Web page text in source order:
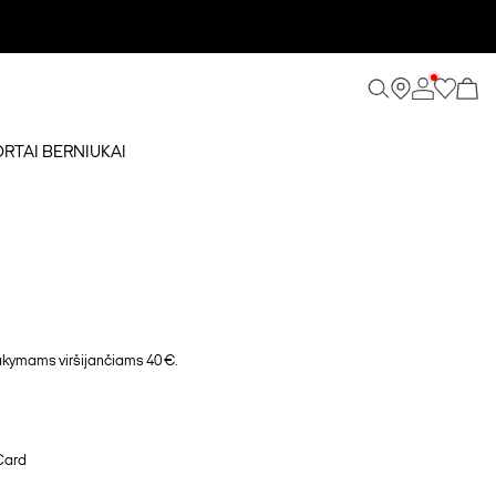
BERNIUKAI
viršijančiams 40 €.